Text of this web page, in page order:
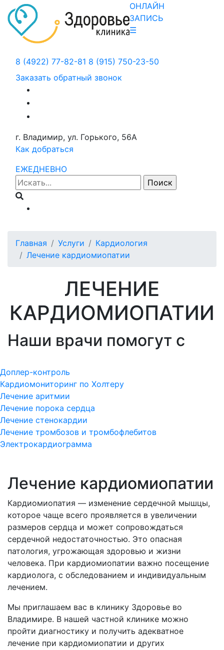
ОНЛАЙН
ЗАПИСЬ
☰
8 (4922) 77-82-81 8 (915) 750-23-50
Заказать обратный звонок
г. Владимир, ул. Горького, 56А
Как добраться
ЕЖЕДНЕВНО
Главная Услуги
Кардиология
Лечение кардиомиопатии
ЛЕЧЕНИЕ
КАРДИОМИОПАТИИ
Наши врачи помогут с
Доплер-контроль
Кардиомониторинг по Холтеру
Лечение аритмии
Лечение порока сердца
Лечение стенокардии
Лечение тромбозов и тромбофлебитов
Электрокардиограмма
Лечение кардиомиопатии
Кардиомиопатия — изменение сердечной мышцы,
которое чаще всего проявляется в увеличении
размеров сердца и может сопровождаться
сердечной недостаточностью. Это опасная
патология, угрожающая здоровью и жизни
человека. При кардиомиопатии важно посещение
кардиолога, с обследованием и индивидуальным
лечением.
Мы приглашаем вас в клинику Здоровье во
Владимире. В нашей частной клинике можно
пройти диагностику и получить адекватное
лечение при кардиомиопатии и других